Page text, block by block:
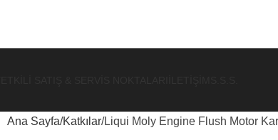
Ana Sayfa Katkılar Liqui Moly Engine Flush Motor